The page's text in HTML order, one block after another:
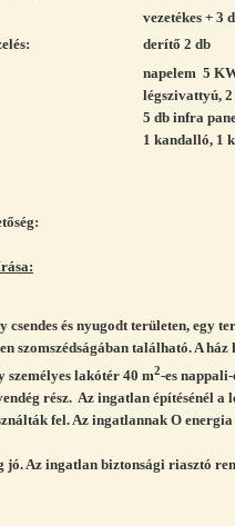
vezetékes + 3
derítő 2 db
napelem 5
légszivattyú,
5 db infra
1 kandalló, 1
csendes és nyugodt területen, egy
szomszédságában található. A
személyes lakótér 40 m2-es
rész. Az ingatlan építésénél a
fel. Az ingatlannak O
jó. Az ingatlan biztonsági riasztó